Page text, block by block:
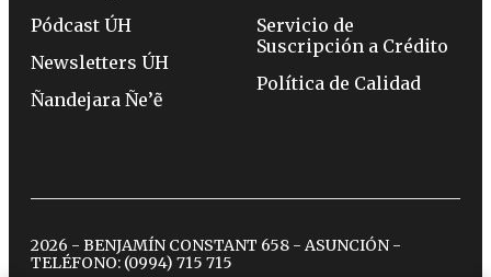
Pódcast ÚH
Newsletters ÚH
Ñandejara Ñe’ẽ
Servicio de
Suscripción a Crédito
Política de Calidad
2026 - BENJAMÍN CONSTANT 658 - ASUNCIÓN -
TELÉFONO: (0994) 715 715